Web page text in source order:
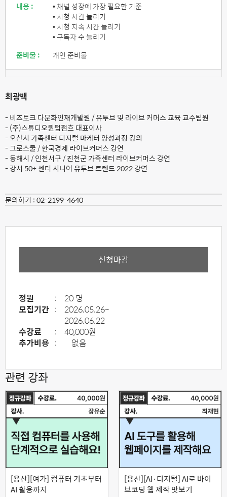
내용 :
• 채널 성장에 가장 필요한 기준
• 시청 시간 늘리기
• 시청 지속 시간 늘리기
• 구독자 수 늘리기
준비물 :
개인 준비물
최광백
- 비즈토크 다문화인재개발원 / 유투브 및 라이브 커머스 교육 교수팀원
- (주)스튜디오퀀텀점흐 대표이사
- 오산시 가족센터 디지털 마케터 양성과정 강의
- 그로스쿨 / 한국경제 라이브커머스 강연
- 동해시 / 인천서구 / 진천군 가족센터 라이브커머스 강연
- 강서 50+ 센터 시니어 유투브 트렌드 2022 강연
문의하기 :02-2199-4640
신청마감
정원 :
20 명
모집기간 :
2026.05.26~
2026.06.22
수강료
:
40,000원
추가비용 : 없음
관련 강좌
[용산][여가] 컴퓨터 기초부터
AI 활용까지
[용산][AI·디지털] AI로 바이
브코딩 웹 제작 맛보기